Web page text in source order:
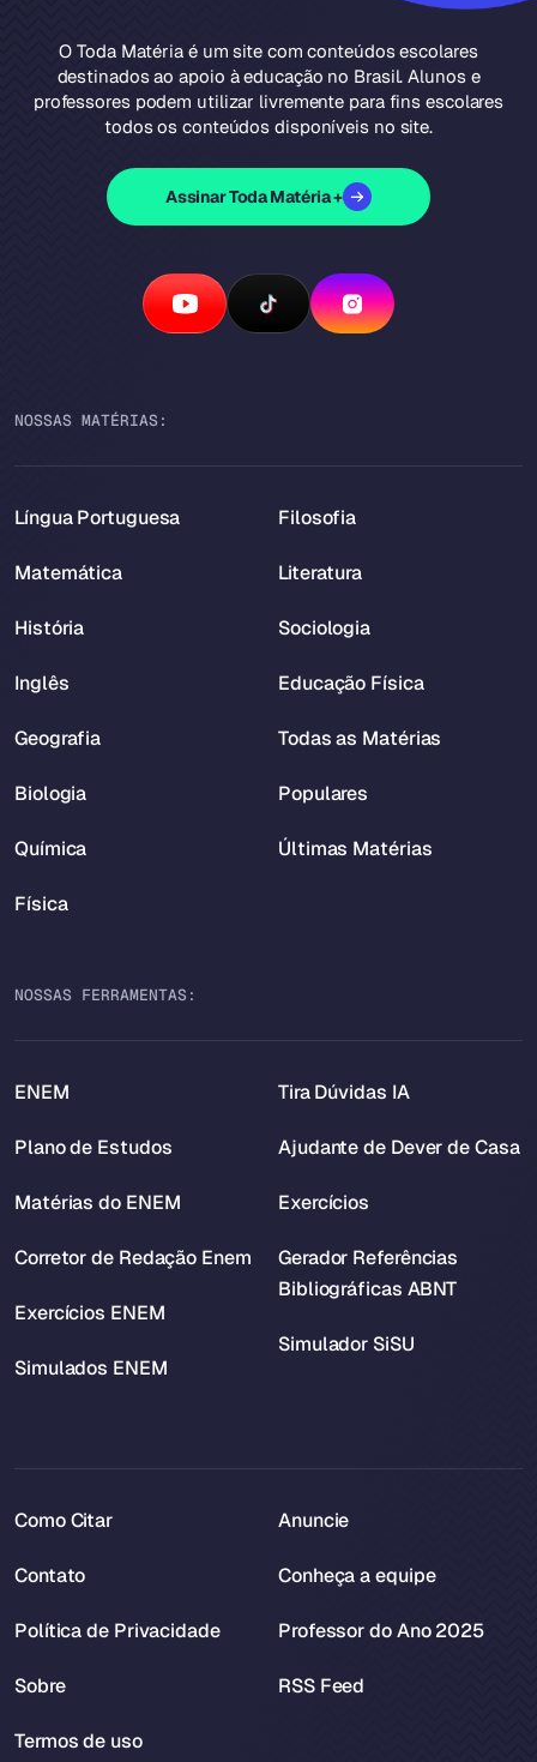
O Toda Matéria é um site com conteúdos escolares
destinados ao apoio à educação no Brasil. Alunos e
professores podem utilizar livremente para fins escolares
todos os conteúdos disponíveis no site.
Assinar Toda Matéria +
NOSSAS MATÉRIAS:
Língua Portuguesa
Matemática
História
Inglês
Geografia
Biologia
Química
Física
Filosofia
Literatura
Sociologia
Educação Física
Todas as Matérias
Populares
Últimas Matérias
NOSSAS FERRAMENTAS:
ENEM
Plano de Estudos
Matérias do ENEM
Corretor de Redação Enem
Exercícios ENEM
Simulados ENEM
Tira Dúvidas IA
Ajudante de Dever de Casa
Exercícios
Gerador Referências
Bibliográficas ABNT
Simulador SiSU
Como Citar
Contato
Política de Privacidade
Sobre
Termos de uso
Anuncie
Conheça a equipe
Professor do Ano 2025
RSS Feed